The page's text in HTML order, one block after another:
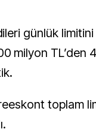
günlük
milyon TL’den
toplam